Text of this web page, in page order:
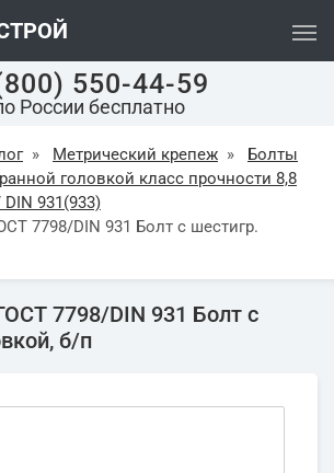
550-44-59
России бесплатно
» Метрический крепеж »
Болты
головкой класс прочности 8,8
931(933)
7798/DIN 931 Болт с шестигр.
7798/DIN 931 Болт с
б/п